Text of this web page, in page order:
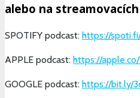
alebo na
SPOTIFY podcast: https://
APPLE podcast: https://
GOOGLE podcast: https://bit.ly/